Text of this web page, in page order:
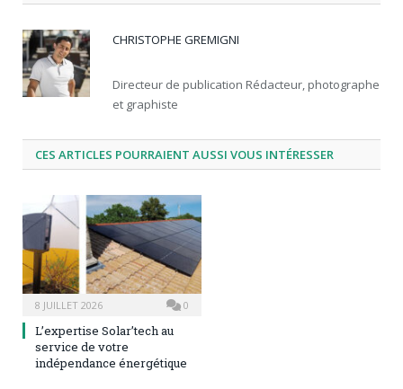
CHRISTOPHE GREMIGNI
Directeur de publication Rédacteur, photographe
et graphiste
CES ARTICLES POURRAIENT AUSSI VOUS INTÉRESSER
8 JUILLET 2026 0
L’expertise Solar’tech au
service de votre
indépendance énergétique